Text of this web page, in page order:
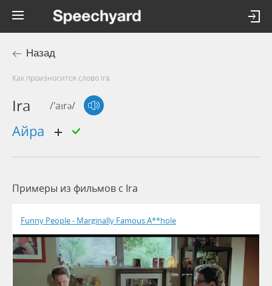
Назад
Как произносится слово ira
Ira /'aɪrə/
Айра
Примеры из фильмов c Ira
Funny People - Marginally Famous A**hole